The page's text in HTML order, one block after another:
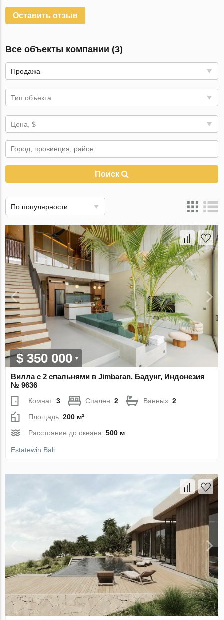
Оставить отзыв
Все объекты компании (3)
Продажа
Тип объекта
Цена, $
Поиск
По популярности
$ 350 000
Вилла с 2 спальнями в Jimbaran, Бадунг, Индонезия
№ 9636
Комнат:3 Спален:2 Ванных:2
Площадь:200 м²
Расстояние до океана:500 м
Estatewin Bali